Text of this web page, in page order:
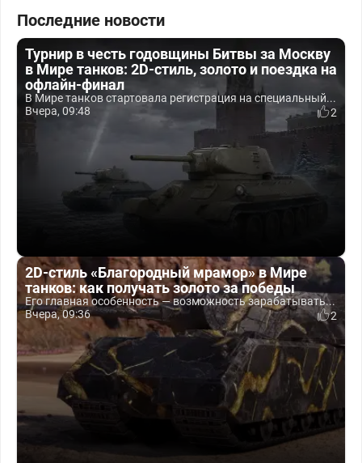
Последние новости
Турнир в честь годовщины Битвы за Москву
в Мире танков: 2D-стиль, золото и поездка на
офлайн-финал
В Мире танков стартовала регистрация на специальный...
Вчера, 09:48
2
2D-стиль «Благородный мрамор» в Мире
танков: как получать золото за победы
Его главная особенность — возможность зарабатывать...
Вчера, 09:36
2